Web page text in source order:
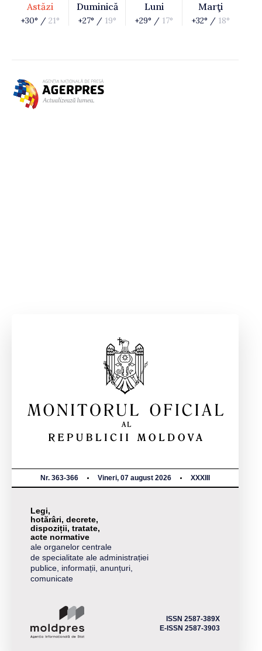
Astăzi
+30° / 21°
Duminică
+27° / 19°
Luni
+29° / 17°
Marţi
+32° / 18°
Nr. 363-366 Vineri, 07 august 2026 XXXIII
Legi,
hotărâri, decrete,
dispoziții, tratate,
acte normative
ale organelor centrale
de specialitate ale administrației
publice, informații, anunțuri,
comunicate
ISSN 2587-389X
E-ISSN 2587-3903